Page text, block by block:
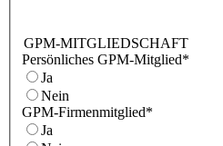
GPM-MITGLIEDSCHAFT
Persönliches GPM-Mitglied*
Ja
Nein
GPM-Firmenmitglied*
Ja